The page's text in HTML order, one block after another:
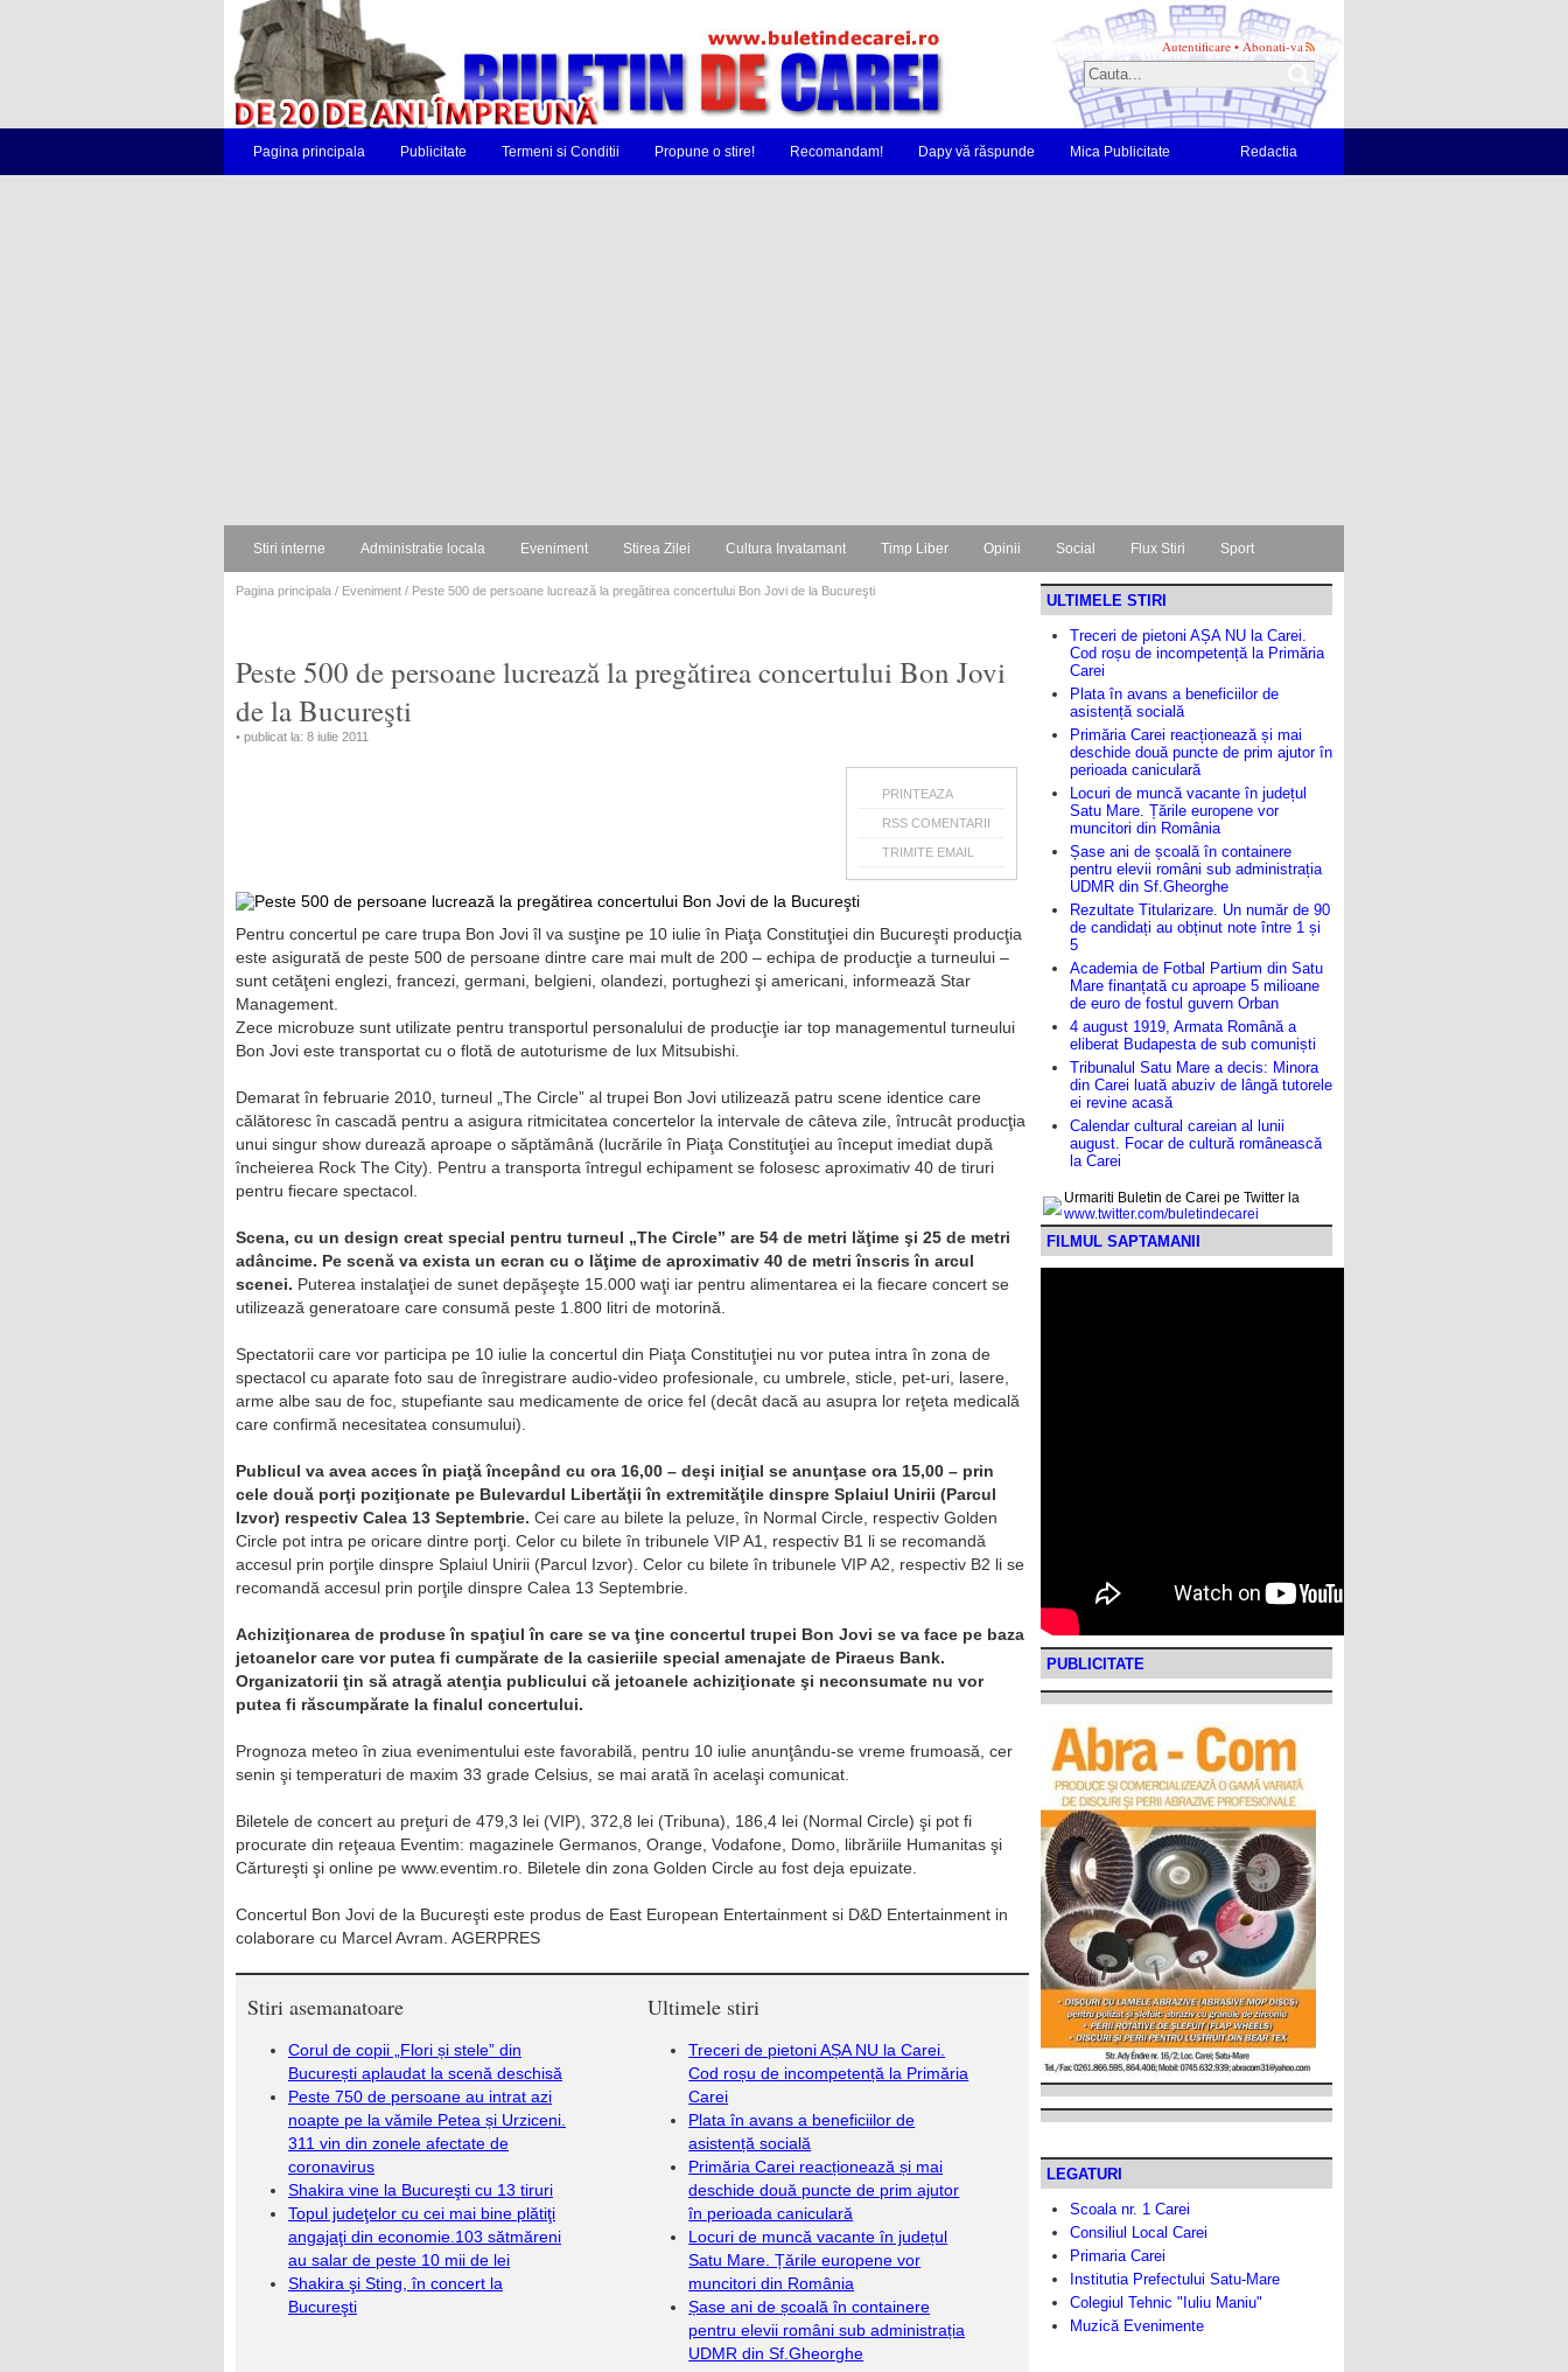
Autentificare • Abonati-va
Pagina principala Publicitate Termeni si Conditii Propune o stire! Recomandam! Dapy vă răspunde Mica Publicitate Redactia
Stiri interne Administratie locala Eveniment Stirea Zilei Cultura Invatamant Timp Liber Opinii Social Flux Stiri Sport
Pagina principala / Eveniment / Peste 500 de persoane lucrează la pregătirea concertului Bon Jovi de la Bucureşti
Peste 500 de persoane lucrează la pregătirea concertului Bon Jovi
de la Bucureşti
• publicat la: 8 iulie 2011
PRINTEAZA
RSS COMENTARII
TRIMITE EMAIL
Pentru concertul pe care trupa Bon Jovi îl va susţine pe 10 iulie în Piaţa Constituţiei din Bucureşti producţia
este asigurată de peste 500 de persoane dintre care mai mult de 200 – echipa de producţie a turneului –
sunt cetăţeni englezi, francezi, germani, belgieni, olandezi, portughezi şi americani, informează Star
Management.
Zece microbuze sunt utilizate pentru transportul personalului de producţie iar top managementul turneului
Bon Jovi este transportat cu o flotă de autoturisme de lux Mitsubishi.
Demarat în februarie 2010, turneul „The Circle” al trupei Bon Jovi utilizează patru scene identice care
călătoresc în cascadă pentru a asigura ritmicitatea concertelor la intervale de câteva zile, întrucât producţia
unui singur show durează aproape o săptămână (lucrările în Piaţa Constituţiei au început imediat după
încheierea Rock The City). Pentru a transporta întregul echipament se folosesc aproximativ 40 de tiruri
pentru fiecare spectacol.
Scena, cu un design creat special pentru turneul „The Circle” are 54 de metri lăţime şi 25 de metri
adâncime. Pe scenă va exista un ecran cu o lăţime de aproximativ 40 de metri înscris în arcul
scenei. Puterea instalaţiei de sunet depăşeşte 15.000 waţi iar pentru alimentarea ei la fiecare concert se
utilizează generatoare care consumă peste 1.800 litri de motorină.
Spectatorii care vor participa pe 10 iulie la concertul din Piaţa Constituţiei nu vor putea intra în zona de
spectacol cu aparate foto sau de înregistrare audio-video profesionale, cu umbrele, sticle, pet-uri, lasere,
arme albe sau de foc, stupefiante sau medicamente de orice fel (decât dacă au asupra lor reţeta medicală
care confirmă necesitatea consumului).
Publicul va avea acces în piaţă începând cu ora 16,00 – deşi iniţial se anunţase ora 15,00 – prin
cele două porţi poziţionate pe Bulevardul Libertăţii în extremităţile dinspre Splaiul Unirii (Parcul
Izvor) respectiv Calea 13 Septembrie. Cei care au bilete la peluze, în Normal Circle, respectiv Golden
Circle pot intra pe oricare dintre porţi. Celor cu bilete în tribunele VIP A1, respectiv B1 li se recomandă
accesul prin porţile dinspre Splaiul Unirii (Parcul Izvor). Celor cu bilete în tribunele VIP A2, respectiv B2 li se
recomandă accesul prin porţile dinspre Calea 13 Septembrie.
Achiziţionarea de produse în spaţiul în care se va ţine concertul trupei Bon Jovi se va face pe baza
jetoanelor care vor putea fi cumpărate de la casieriile special amenajate de Piraeus Bank.
Organizatorii ţin să atragă atenţia publicului că jetoanele achiziţionate şi neconsumate nu vor
putea fi răscumpărate la finalul concertului.
Prognoza meteo în ziua evenimentului este favorabilă, pentru 10 iulie anunţându-se vreme frumoasă, cer
senin şi temperaturi de maxim 33 grade Celsius, se mai arată în acelaşi comunicat.
Biletele de concert au preţuri de 479,3 lei (VIP), 372,8 lei (Tribuna), 186,4 lei (Normal Circle) şi pot fi
procurate din reţeaua Eventim: magazinele Germanos, Orange, Vodafone, Domo, librăriile Humanitas şi
Cărtureşti şi online pe www.eventim.ro. Biletele din zona Golden Circle au fost deja epuizate.
Concertul Bon Jovi de la Bucureşti este produs de East European Entertainment si D&D Entertainment in
colaborare cu Marcel Avram. AGERPRES
Stiri asemanatoare
Corul de copii „Flori și stele” din
București aplaudat la scenă deschisă
Peste 750 de persoane au intrat azi
noapte pe la vămile Petea și Urziceni.
311 vin din zonele afectate de
coronavirus
Shakira vine la Bucureşti cu 13 tiruri
Topul judeţelor cu cei mai bine plătiţi
angajaţi din economie.103 sătmăreni
au salar de peste 10 mii de lei
Shakira şi Sting, în concert la
Bucureşti
Ultimele stiri
Treceri de pietoni AȘA NU la Carei.
Cod roșu de incompetență la Primăria
Carei
Plata în avans a beneficiilor de
asistență socială
Primăria Carei reacționează și mai
deschide două puncte de prim ajutor
în perioada caniculară
Locuri de muncă vacante în județul
Satu Mare. Țările europene vor
muncitori din România
Șase ani de școală în containere
pentru elevii români sub administrația
UDMR din Sf.Gheorghe
ULTIMELE STIRI
Treceri de pietoni AȘA NU la Carei.
Cod roșu de incompetență la Primăria
Carei
Plata în avans a beneficiilor de
asistență socială
Primăria Carei reacționează și mai
deschide două puncte de prim ajutor în
perioada caniculară
Locuri de muncă vacante în județul
Satu Mare. Țările europene vor
muncitori din România
Șase ani de școală în containere
pentru elevii români sub administrația
UDMR din Sf.Gheorghe
Rezultate Titularizare. Un număr de 90
de candidați au obținut note între 1 și
5
Academia de Fotbal Partium din Satu
Mare finanțată cu aproape 5 milioane
de euro de fostul guvern Orban
4 august 1919, Armata Română a
eliberat Budapesta de sub comuniști
Tribunalul Satu Mare a decis: Minora
din Carei luată abuziv de lângă tutorele
ei revine acasă
Calendar cultural careian al lunii
august. Focar de cultură românească
la Carei
Urmariti Buletin de Carei pe Twitter la
www.twitter.com/buletindecarei
FILMUL SAPTAMANII
PUBLICITATE
LEGATURI
Scoala nr. 1 Carei
Consiliul Local Carei
Primaria Carei
Institutia Prefectului Satu-Mare
Colegiul Tehnic "Iuliu Maniu"
Muzică Evenimente